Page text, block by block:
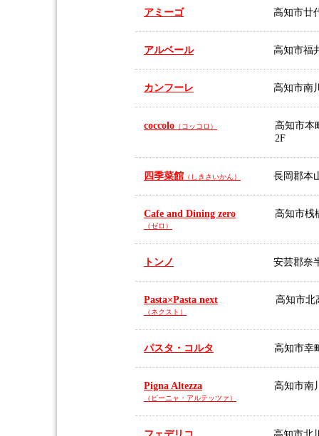
アミーゴ 高知市廿
アルベール 高知市福
カンフーレ 高知市南
coccolo （コッコロ）
高知市本
2F
四季菜館 （しきさいかん） 長岡郡本
Cafe and Dining zero
（ゼロ）
高知市桟
トンノ 安芸郡奈
Pasta×Pasta next
（ネクスト）
高知市北
パスタ・コルタ 高知市幸
Pigna Altezza
（ピーニャ・アルテッツァ）
高知市南